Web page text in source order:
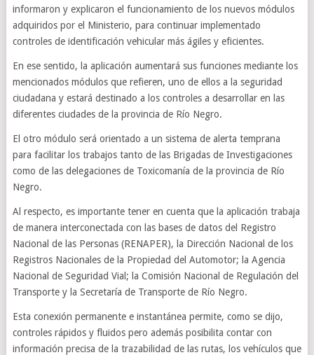
informaron y explicaron el funcionamiento de los nuevos módulos
adquiridos por el Ministerio, para continuar implementado
controles de identificación vehicular más ágiles y eficientes.
En ese sentido, la aplicación aumentará sus funciones mediante los
mencionados módulos que refieren, uno de ellos a la seguridad
ciudadana y estará destinado a los controles a desarrollar en las
diferentes ciudades de la provincia de Río Negro.
El otro módulo será orientado a un sistema de alerta temprana
para facilitar los trabajos tanto de las Brigadas de Investigaciones
como de las delegaciones de Toxicomanía de la provincia de Río
Negro.
Al respecto, es importante tener en cuenta que la aplicación trabaja
de manera interconectada con las bases de datos del Registro
Nacional de las Personas (RENAPER), la Dirección Nacional de los
Registros Nacionales de la Propiedad del Automotor; la Agencia
Nacional de Seguridad Vial; la Comisión Nacional de Regulación del
Transporte y la Secretaría de Transporte de Río Negro.
Esta conexión permanente e instantánea permite, como se dijo,
controles rápidos y fluidos pero además posibilita contar con
información precisa de la trazabilidad de las rutas, los vehículos que